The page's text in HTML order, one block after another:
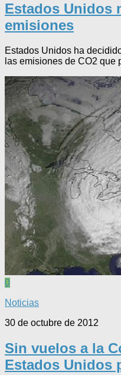
Estados Unidos
emisiones
Estados Unidos ha
las emisiones de CO2 que
0
Noticias
30 de octubre de 2012
Sin vuelos a la
Estados Unidos